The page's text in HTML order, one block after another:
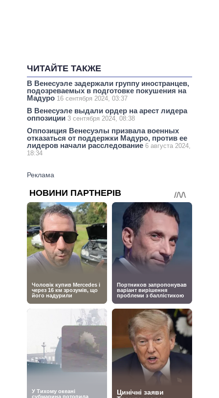
ЧИТАЙТЕ ТАКЖЕ
В Венесуэле задержали группу иностранцев,
подозреваемых в подготовке покушения на
Мадуро 16 сентября 2024, 03:37
В Венесуэле выдали ордер на арест лидера
оппозиции 3 сентября 2024, 08:38
Оппозиция Венесуэлы призвала военных
отказаться от поддержки Мадуро, против ее
лидеров начали расследование 6 августа 2024,
18:34